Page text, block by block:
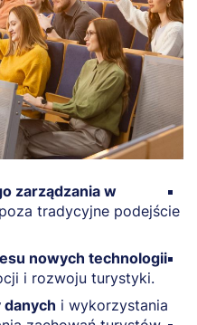
zarządzania w
tradycyjne podejście
nowych technologii
i rozwoju turystyki.
danych i wykorzystania